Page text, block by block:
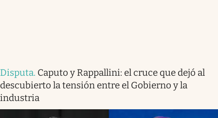
Disputa. Caputo y Rappallini: el cruce que dejó al
descubierto la tensión entre el Gobierno y la
industria